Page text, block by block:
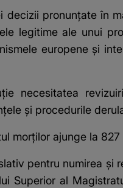
pronunţate în
legitime ale unui
europene şi
necesitatea
şi procedurile
morţilor ajunge la 827
pentru numirea
Superior al